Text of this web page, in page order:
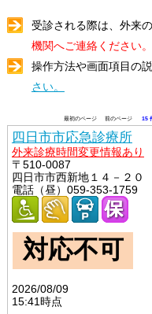
受診される際は、外来
機関へご連絡ください。
操作方法や画面項目の
さい。
最初のページ 前のページ15
四日市市応急診療所
外来診療時間変更情報あり
〒510-0087
四日市市西新地１４－２
電話（昼）059-353-1759
対応不可
2026/08/09
15:41時点